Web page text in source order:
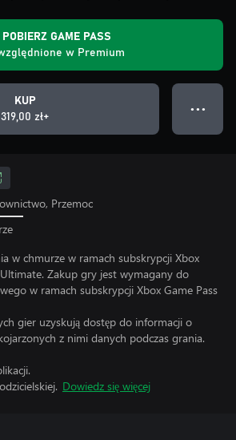
POBIERZ GAME PASS
w Premium
KUP
319,00 zł+
● ● ●
Przemoc
w chmurze w ramach subskrypcji Xbox
Zakup gry jest wymagany do
w ramach subskrypcji Xbox Game Pass
gier uzyskują dostęp do informacji o
z nimi danych podczas grania.
Dowiedz się więcej